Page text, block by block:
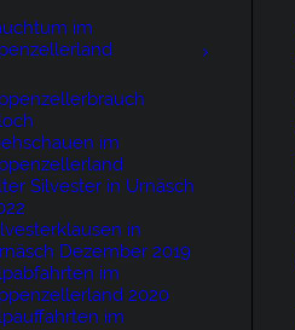
im
im
Silvester in Urnäsch
in
Dezember 2019
im
2020
im